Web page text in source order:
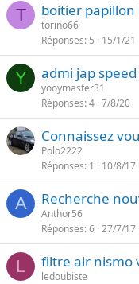
T boitier papillon
torino66
Réponses 5 15/1/21
Y admi jap
yooymaster31
Réponses 4 7/8/20
Connaissez
Polo2222
Réponses 1 10/8/17
A Recherche
Anthor56
Réponses 6 27/7/17
L filtre air nismo
ledoubiste